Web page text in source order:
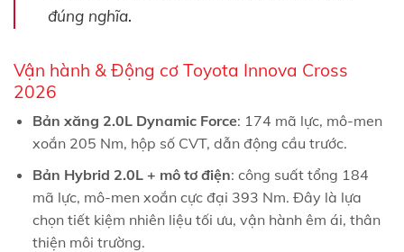
đúng nghĩa.
Vận hành & Động cơ Toyota Innova Cross
2026
Bản xăng 2.0L Dynamic Force: 174 mã lực, mô-men
xoắn 205 Nm, hộp số CVT, dẫn động cầu trước.
Bản Hybrid 2.0L + mô tơ điện: công suất tổng 184
mã lực, mô-men xoắn cực đại 393 Nm. Đây là lựa
chọn tiết kiệm nhiên liệu tối ưu, vận hành êm ái, thân
thiện môi trường.